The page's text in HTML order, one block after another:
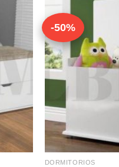
-50%
DORMITORIOS